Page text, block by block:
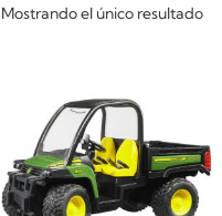
Mostrando el único resultado